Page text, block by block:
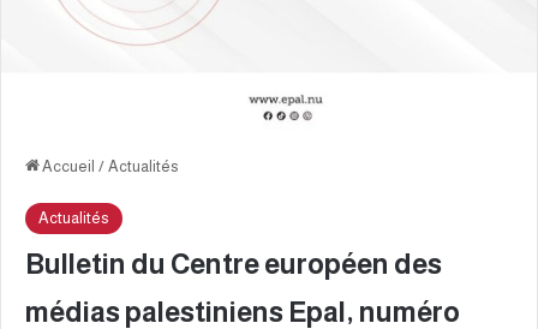
Accueil / Actualités
Actualités
Bulletin du Centre européen des
médias palestiniens Epal, numéro